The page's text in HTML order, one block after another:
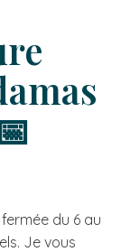
du 6 au
Je vous